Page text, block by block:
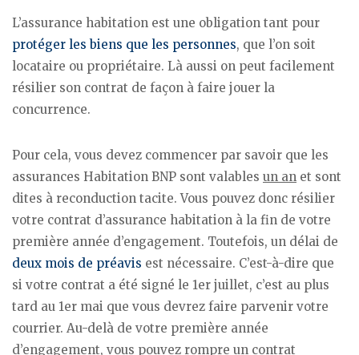
L’assurance habitation est une obligation tant pour
protéger les biens que les personnes, que l’on soit
locataire ou propriétaire. Là aussi on peut facilement
résilier son contrat de façon à faire jouer la
concurrence.
Pour cela, vous devez commencer par savoir que les
assurances Habitation BNP sont valables un an et sont
dites à reconduction tacite. Vous pouvez donc résilier
votre contrat d’assurance habitation à la fin de votre
première année d’engagement. Toutefois, un délai de
deux mois de préavis est nécessaire. C’est-à-dire que
si votre contrat a été signé le 1er juillet, c’est au plus
tard au 1er mai que vous devrez faire parvenir votre
courrier. Au-delà de votre première année
d’engagement, vous pouvez rompre un contrat